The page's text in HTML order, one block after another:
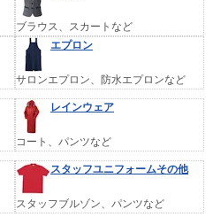
ブラウス、スカートなど
エプロン
サロンエプロン、防水エプロンなど
レインウェア
コート、パンツなど
スタッフユニフォームその他
スタッフブルゾン、パンツなど